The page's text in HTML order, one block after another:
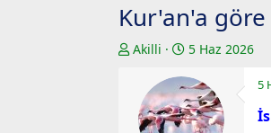
Kur'an'a
K
Akilli
B
ş
l
a
5 Haz 2026
5